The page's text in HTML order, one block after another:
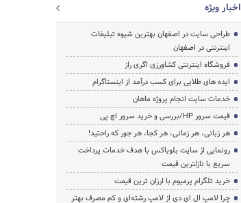
اخبار ویژه
طراحی سایت در اصفهان بهترین شیوه تبلیغات
اینترنتی در اصفهان
فروشگاه اینترنتی کشاورزی اگری راز
ایده های طلایی برای کسب درآمد از اینستاگرام
خدمات سایت انجام پروژه ماهان
قیمت سرور HP/بررسی و خرید سرور اچ پی
هر زبانی، هر زمانی، هر کجا، هر جور که راحتید!
رونمایی از سایت بلوباکس با هدف خدمات پرداخت
سریع با نازلترین قیمت
خرید تلگرام پرمیوم با ارزان ترین قیمت
چرا لامپ ال ای دی از لامپ رشته‌ای و کم مصرف بهتر